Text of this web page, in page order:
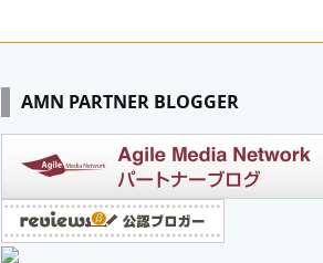
AMN PARTNER BLOGGER